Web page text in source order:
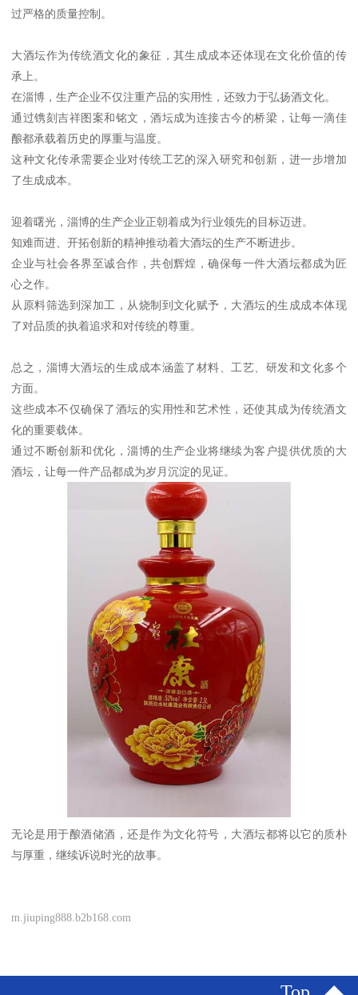
过严格的质量控制。
大酒坛作为传统酒文化的象征，其生成成本还体现在文化价值的传
承上。
在淄博，生产企业不仅注重产品的实用性，还致力于弘扬酒文化。
通过镌刻吉祥图案和铭文，酒坛成为连接古今的桥梁，让每一滴佳
酿都承载着历史的厚重与温度。
这种文化传承需要企业对传统工艺的深入研究和创新，进一步增加
了生成成本。
迎着曙光，淄博的生产企业正朝着成为行业领先的目标迈进。
知难而进、开拓创新的精神推动着大酒坛的生产不断进步。
企业与社会各界至诚合作，共创辉煌，确保每一件大酒坛都成为匠
心之作。
从原料筛选到深加工，从烧制到文化赋予，大酒坛的生成成本体现
了对品质的执着追求和对传统的尊重。
总之，淄博大酒坛的生成成本涵盖了材料、工艺、研发和文化多个
方面。
这些成本不仅确保了酒坛的实用性和艺术性，还使其成为传统酒文
化的重要载体。
通过不断创新和优化，淄博的生产企业将继续为客户提供优质的大
酒坛，让每一件产品都成为岁月沉淀的见证。
无论是用于酿酒储酒，还是作为文化符号，大酒坛都将以它的质朴
与厚重，继续诉说时光的故事。
m.jiuping888.b2b168.com